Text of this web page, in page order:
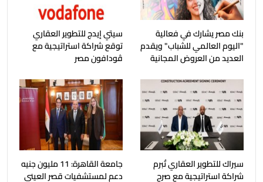
بنك مصر يشارك في فعالية
"اليوم العالمي للشباب" ويقدم
العديد من العروض المجانية
سيتي إيدج للتطوير العقاري
توقع شراكة استراتيجية مع
ڤودافون مصر
سيراك للتطوير العقاري تُبرم
شراكة استراتيجية مع صرح
جامعة القاهرة: 11 مليون جنيه
دعم لمستشفيات قصر العيني